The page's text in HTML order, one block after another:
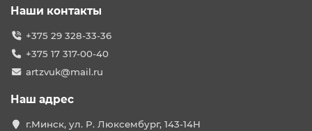
Наши контакты
+375 29 328-33-36
+375 17 317-00-40
artzvuk@mail.ru
Наш адрес
г.Минск, ул. Р. Люксембург, 143-14Н